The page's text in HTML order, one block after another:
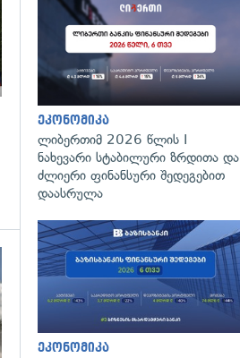
გადახედვა
გადახედვა
ეკონომიკა
ლიბერთიმ 2026 წლის I
ნახევარი სტაბილური ზრდითა და
ძლიერი ფინანსური შედეგებით
დაასრულა
ეკონომიკა